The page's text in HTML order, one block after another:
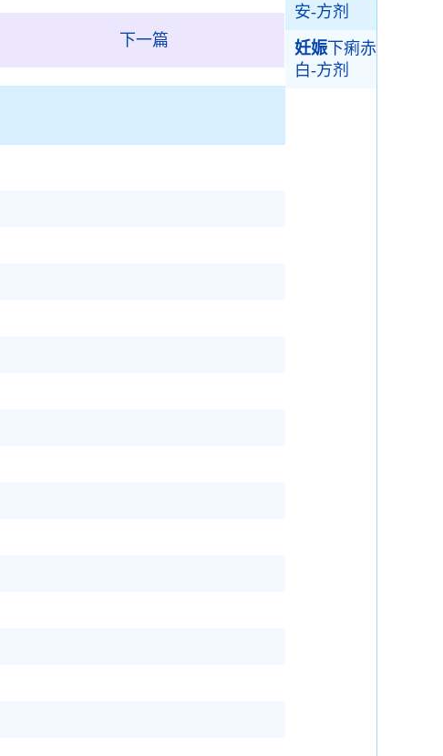
安-方剂
妊娠下痢赤
白-方剂
下一篇